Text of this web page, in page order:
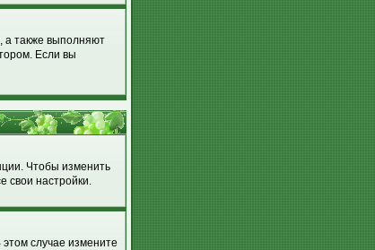
а также выполняют
Если вы
Чтобы изменить
свои настройки.
случае измените